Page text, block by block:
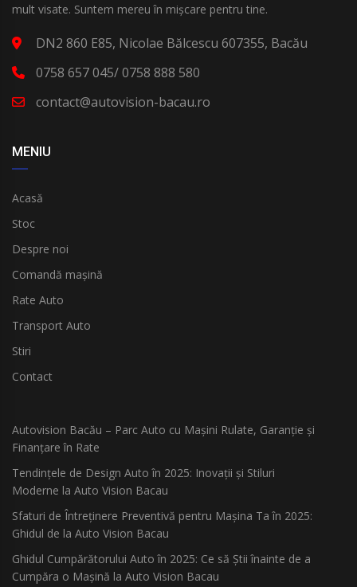
mult visate. Suntem mereu în mișcare pentru tine.
DN2 860 E85, Nicolae Bălcescu 607355, Bacău
0758 657 045/ 0758 888 580
contact@autovision-bacau.ro
MENIU
Acasă
Stoc
Despre noi
Comandă mașină
Rate Auto
Transport Auto
Stiri
Contact
Autovision Bacău – Parc Auto cu Mașini Rulate, Garanție și
Finanțare în Rate
Tendințele de Design Auto în 2025: Inovații și Stiluri
Moderne la Auto Vision Bacau
Sfaturi de Întreținere Preventivă pentru Mașina Ta în 2025:
Ghidul de la Auto Vision Bacau
Ghidul Cumpărătorului Auto în 2025: Ce să Știi înainte de a
Cumpăra o Mașină la Auto Vision Bacau